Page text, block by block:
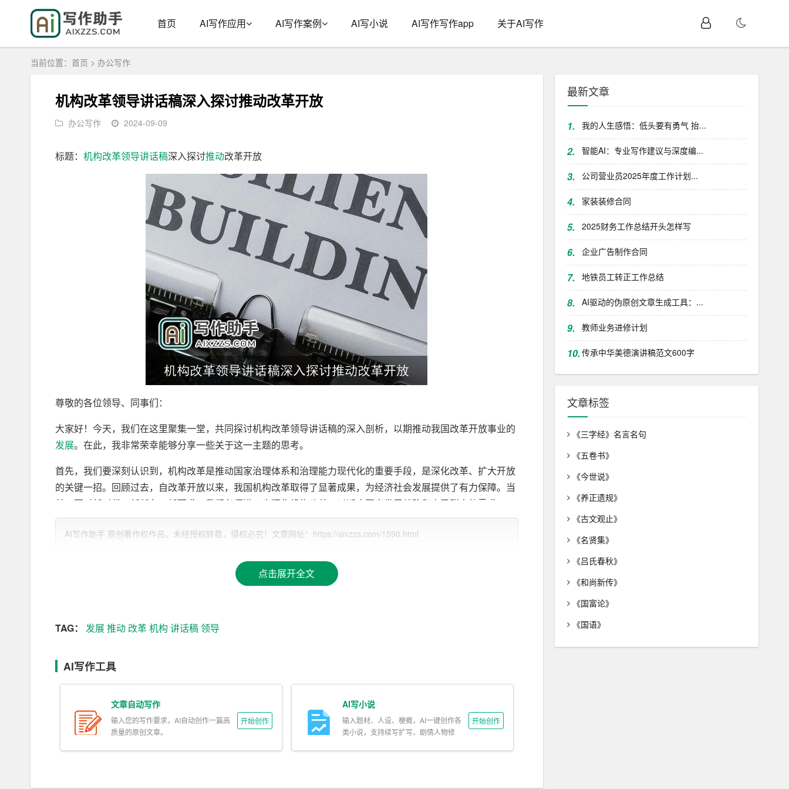
首页 AI写作应用 AI写作案例 AI写小说 AI写作写作app 关于AI写作
当前位置： 首页 > 办公写作
机构改革领导讲话稿深入探讨推动改革开放
办公写作 2024-09-09
标题： 机构改革领导讲话稿深入探讨推动改革开放
尊敬的各位领导、同事们：
大家好！今天，我们在这里聚集一堂，共同探讨机构改革领导讲话稿的深入剖析，以期推动我国改革开放事业的
发展。在此，我非常荣幸能够分享一些关于这一主题的思考。
首先，我们要深刻认识到，机构改革是推动国家治理体系和治理能力现代化的重要手段，是深化改革、扩大开放
的关键一招。回顾过去，自改革开放以来，我国机构改革取得了显著成果，为经济社会发展提供了有力保障。当
前，面对新时代、新任务、新要求，我们必须进一步深化机构改革，以适应国家发展战略和人民群众的需求。
领导讲话稿作为机构改革的重要载体，具有很强的政治性、政策性和指导性。一篇优秀的领导讲话稿，应当紧密
一、提高政治站位，把握正确方向。我们要深入学习贯彻新时代中国特色社会主义思想，牢固树立“四个意识”，
新发展理念，确保机构改革的方向正确、目标明确。
点，关注民生福祉，推动经济社会发展。要注重发挥领导讲话稿的指导作用，提出切实可行的措施和建议，助力
三、注重改革创新，提高治理效能。我们要坚定推进机构改革，勇于破除体制机制弊端，加强管理机构、优化职
能配置、提高工作效率。领导讲话稿要充分体现改革创新精神，推动机构改革向纵深发展。
四、强化责任担当，浓厚干事氛围。领导讲话稿要强调责任担当，激发干部群众的积极性、主动性和创造性。要
AI写作助手 原创著作权作品，未经授权转载，侵权必究！文章网址：https://aixzzs.com/1590.html
点击展开全文
TAG： 发展推动 改革机构 讲话稿领导
AI写作工具
文章自动写作
输入您的写作要求，AI自动创作一篇高
质量的原创文章。
开始创作
AI写小说
输入题材、人设、梗概，AI一键创作各
类小说，支持续写扩写、剧情人物修
开始创作
最新文章
1. 我的人生感悟：低头要有勇气 抬...
2. 智能AI：专业写作建议与深度编...
3. 公司营业员2025年度工作计划...
4. 家装装修合同
5. 2025财务工作总结开头怎样写
6. 企业广告制作合同
7. 地铁员工转正工作总结
8. AI驱动的伪原创文章生成工具：...
9. 教师业务进修计划
10.传承中华美德演讲稿范文600字
文章标签
《三字经》名言名句
《五卷书》
《今世说》
《养正遗规》
《古文观止》
《名贤集》
《吕氏春秋》
《和尚新传》
《国富论》
《国语》